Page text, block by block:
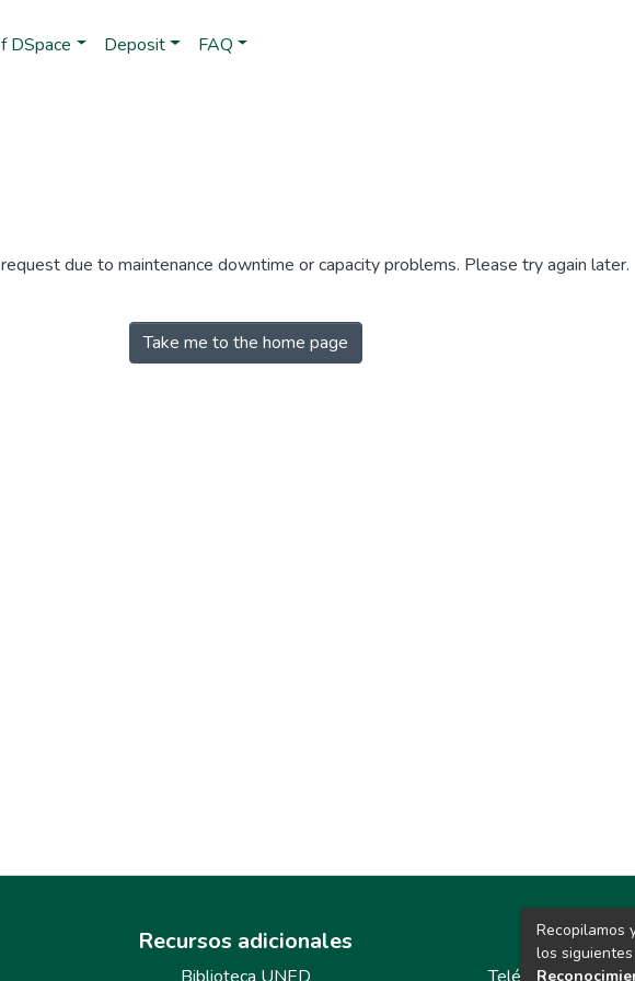
DSpace Deposit FAQ
due to maintenance downtime or capacity problems. Please try again later.
Take me to the home page
Recursos adicionales
Recopilamos
los